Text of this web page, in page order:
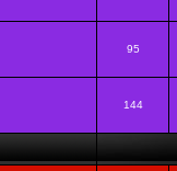
95
144